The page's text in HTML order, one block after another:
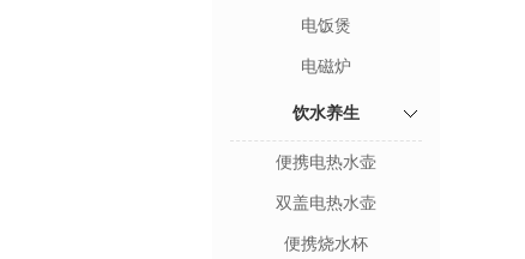
电饭煲
电磁炉
饮水养生
便携电热水壶
双盖电热水壶
便携烧水杯